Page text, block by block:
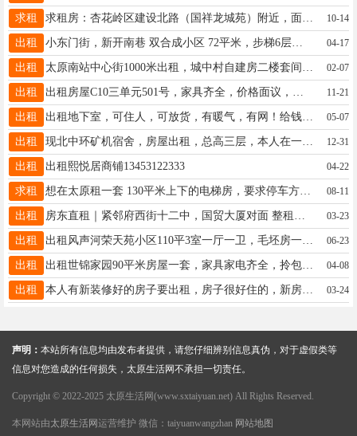
求租 10-14
出租 小东门街，新开南巷 双合成小区 72平米，步梯6层（非顶层)出租，联系电话13754838473 04-17
出租 02-07
出租 11-21
出租 出租地下室，可住人，可放货，有暖气，有网！给钱就租，位置在南内环赛格后面，13099008999联系 05-07
出租 现北中环矿机宿舍，房屋出租，总高三层，本人在一层，家里简单家具，水电暧煤气齐全，一室一厨一卫，有需要租房的朋友联系我13303404087 12-31
出租 出租熙悦居商铺13453122333 04-22
求租 想在太原租一套 130平米上下的电梯房，要求停车方便，18635151578。中介勿扰 08-11
出租 03-23
出租 出租风声河荣天苑小区110平3室一厅一卫，毛坯房一层，可以住也可以当库房出入方便，价格便宜需要的联系15103415011 06-23
出租 出租世锦家园90平米房屋一套，家具家电齐全，拎包入住，周边有3所小学，中学，超市配备齐全，地址在朝阳街诺德城旁边，电话19335147790 04-08
出租 本人有新装修好的房子要出租，房子很好住的，新房，水电暖齐全，需要年付，104平米，三室一厅一卫，租金面议，价格优惠，价格优惠，位置在融信时光之城 联系电话:15903419047 18334719047 03-24
声明： 本站所有信息均由发布者提供，请您仔细辨别信息真伪，对于虚假类等
信息对您造成的任何损失，太原生活网不承担一切责任。
Copyright © 2022-2025 太原生活网(www.sxtaiyuan.net) All Rights Reserved.
本网站由太原生活网 运营维护 微信：taiyuanwangzhan 网站地图